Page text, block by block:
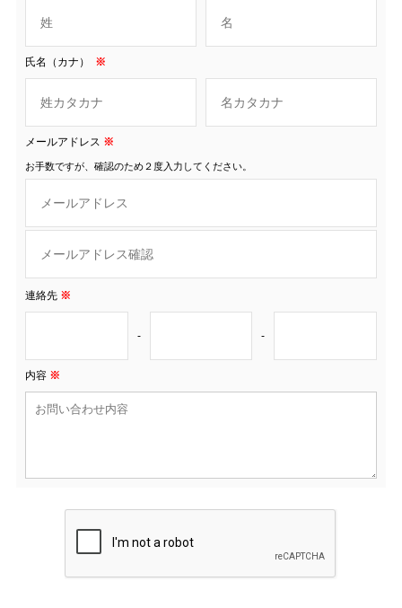
氏名（カナ） ※
メールアドレス ※
お手数ですが、確認のため２度入力してください。
連絡先 ※
- -
内容 ※